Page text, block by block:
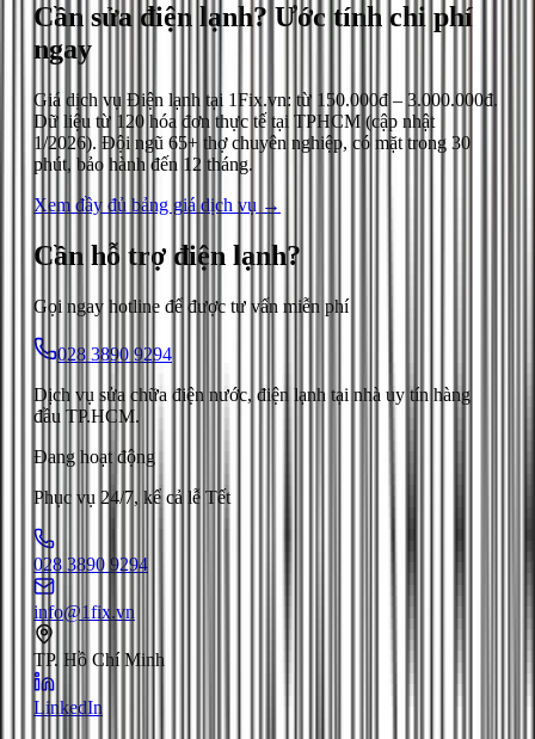
Cần sửa điện lạnh? Ước tính chi phí
ngay
Giá dịch vụ Điện lạnh tại 1Fix.vn: từ 150.000đ – 3.000.000đ.
Dữ liệu từ 120 hóa đơn thực tế tại TPHCM (cập nhật
1/2026). Đội ngũ 65+ thợ chuyên nghiệp, có mặt trong 30
phút, bảo hành đến 12 tháng.
Xem đầy đủ bảng giá dịch vụ →
Cần hỗ trợ điện lạnh?
Gọi ngay hotline để được tư vấn miễn phí
028 3890 9294
Dịch vụ sửa chữa điện nước, điện lạnh tại nhà uy tín hàng
đầu TP.HCM.
Đang hoạt động
Phục vụ 24/7, kể cả lễ Tết
028 3890 9294
info@1fix.vn
TP. Hồ Chí Minh
LinkedIn